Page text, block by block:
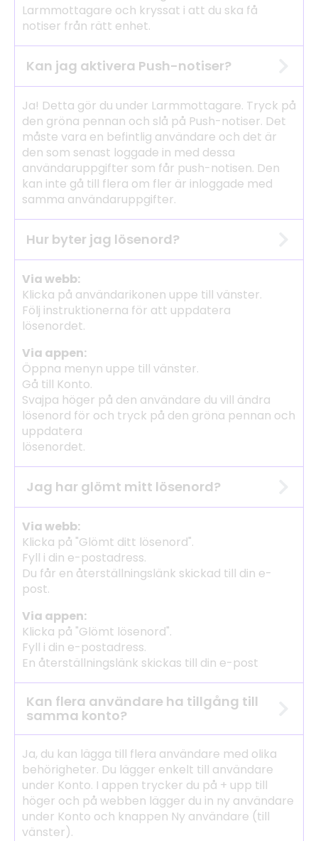
Larmmottagare och kryssat i att du ska få
notiser från rätt enhet.
Kan jag aktivera Push-notiser?
Ja! Detta gör du under Larmmottagare. Tryck på
den gröna pennan och slå på Push-notiser. Det
måste vara en befintlig användare och det är
den som senast loggade in med dessa
användaruppgifter som får push-notisen. Den
kan inte gå till flera om fler är inloggade med
samma användaruppgifter.
Hur byter jag lösenord?
Via webb:
Klicka på användarikonen uppe till vänster.
Följ instruktionerna för att uppdatera
lösenordet.
Via appen:
Öppna menyn uppe till vänster.
Gå till Konto.
Svajpa höger på den användare du vill ändra
lösenord för och tryck på den gröna pennan och
uppdatera
lösenordet.
Jag har glömt mitt lösenord?
Via webb:
Klicka på "Glömt ditt lösenord".
Fyll i din e-postadress.
Du får en återställningslänk skickad till din e-
post.
Via appen:
Klicka på "Glömt lösenord".
Fyll i din e-postadress.
En återställningslänk skickas till din e-post
Kan flera användare ha tillgång till
samma konto?
Ja, du kan lägga till flera användare med olika
behörigheter. Du lägger enkelt till användare
under Konto. I appen trycker du på + upp till
höger och på webben lägger du in ny användare
under Konto och knappen Ny användare (till
vänster).